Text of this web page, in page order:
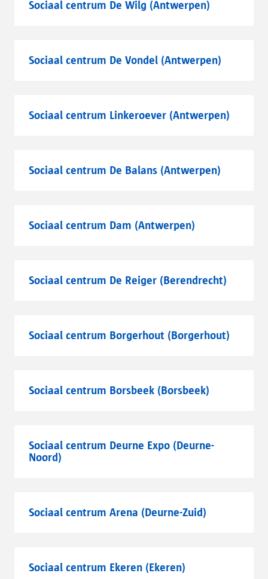
Sociaal centrum De Wilg (Antwerpen)
Sociaal centrum De Vondel (Antwerpen)
Sociaal centrum Linkeroever (Antwerpen)
Sociaal centrum De Balans (Antwerpen)
Sociaal centrum Dam (Antwerpen)
Sociaal centrum De Reiger (Berendrecht)
Sociaal centrum Borgerhout (Borgerhout)
Sociaal centrum Borsbeek (Borsbeek)
Sociaal centrum Deurne Expo (Deurne-
Noord)
Sociaal centrum Arena (Deurne-Zuid)
Sociaal centrum Ekeren (Ekeren)